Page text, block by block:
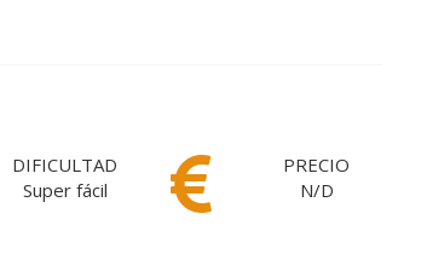
DIFICULTAD
Super fácil
PRECIO
N/D